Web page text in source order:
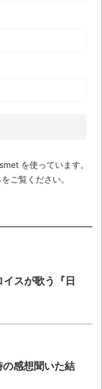
を使っています。
ご覧ください。
イスが歌う『日
感想聞いた結